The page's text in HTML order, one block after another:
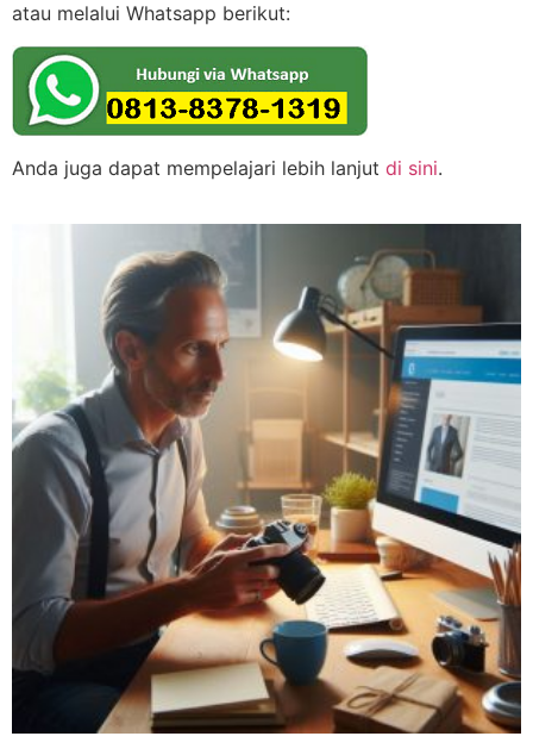
atau melalui Whatsapp berikut:
Anda juga dapat mempelajari lebih lanjut di sini.